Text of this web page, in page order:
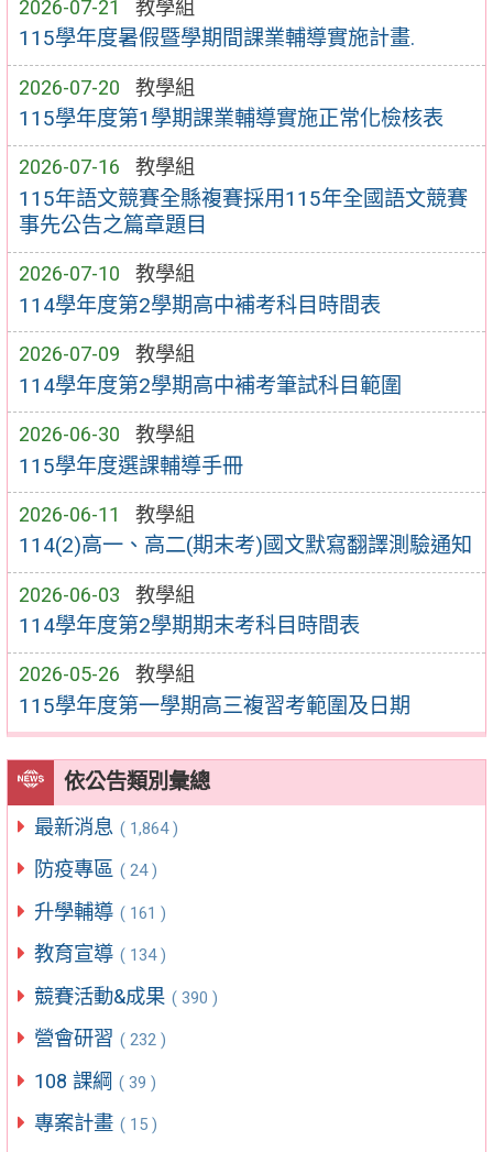
2026-07-21 教學組
115學年度暑假暨學期間課業輔導實施計畫.
2026-07-20 教學組
115學年度第1學期課業輔導實施正常化檢核表
2026-07-16 教學組
115年語文競賽全縣複賽採用115年全國語文競賽
事先公告之篇章題目
2026-07-10 教學組
114學年度第2學期高中補考科目時間表
2026-07-09 教學組
114學年度第2學期高中補考筆試科目範圍
2026-06-30 教學組
115學年度選課輔導手冊
2026-06-11 教學組
114(2)高一、高二(期末考)國文默寫翻譯測驗通知
2026-06-03 教學組
114學年度第2學期期末考科目時間表
2026-05-26 教學組
115學年度第一學期高三複習考範圍及日期
依公告類別彙總
最新消息 ( 1,864 )
防疫專區 ( 24 )
升學輔導 ( 161 )
教育宣導 ( 134 )
競賽活動&成果 ( 390 )
營會研習 ( 232 )
108 課綱 ( 39 )
專案計畫 ( 15 )